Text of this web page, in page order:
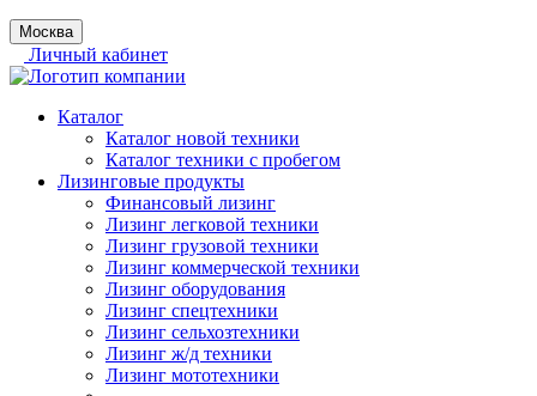
Москва
Личный кабинет
Каталог
Каталог новой техники
Каталог техники с пробегом
Лизинговые продукты
Финансовый лизинг
Лизинг легковой техники
Лизинг грузовой техники
Лизинг коммерческой техники
Лизинг оборудования
Лизинг спецтехники
Лизинг сельхозтехники
Лизинг ж/д техники
Лизинг мототехники